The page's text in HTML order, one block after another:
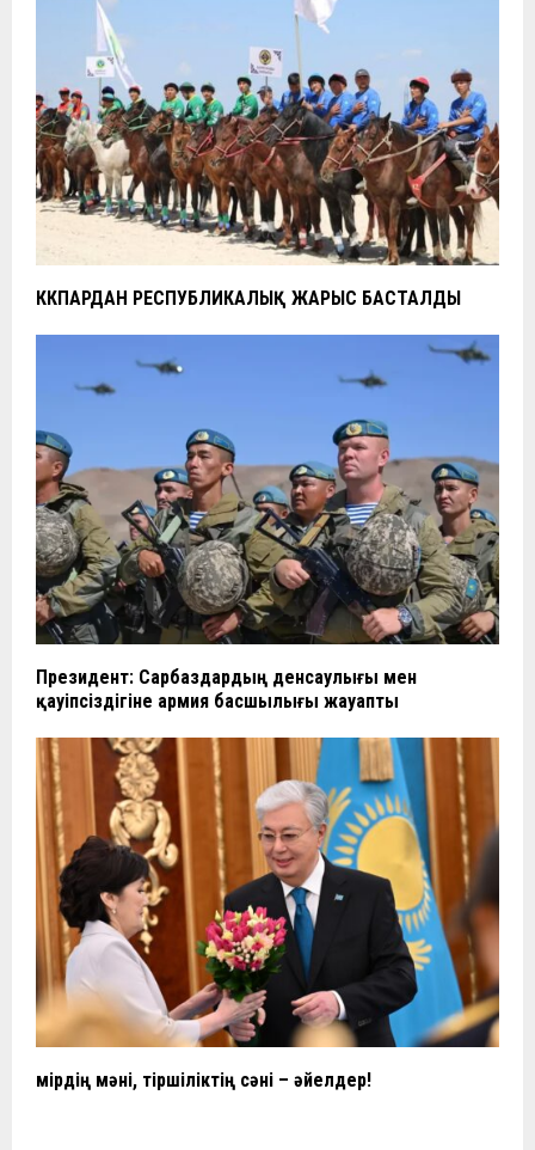
КӨКПАРДАН РЕСПУБЛИКАЛЫҚ ЖАРЫС БАСТАЛДЫ
Президент: Сарбаздардың денсаулығы мен
қауіпсіздігіне армия басшылығы жауапты
Өмірдің мәні, тіршіліктің сәні – әйелдер!